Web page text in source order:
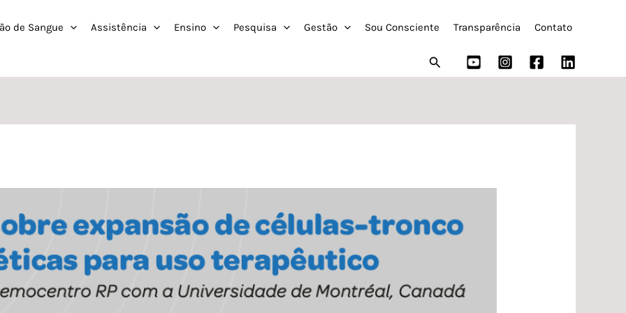
de Sangue Assistência Ensino Pesquisa Gestão Sou Consciente Transparência Contato
Pesquisar